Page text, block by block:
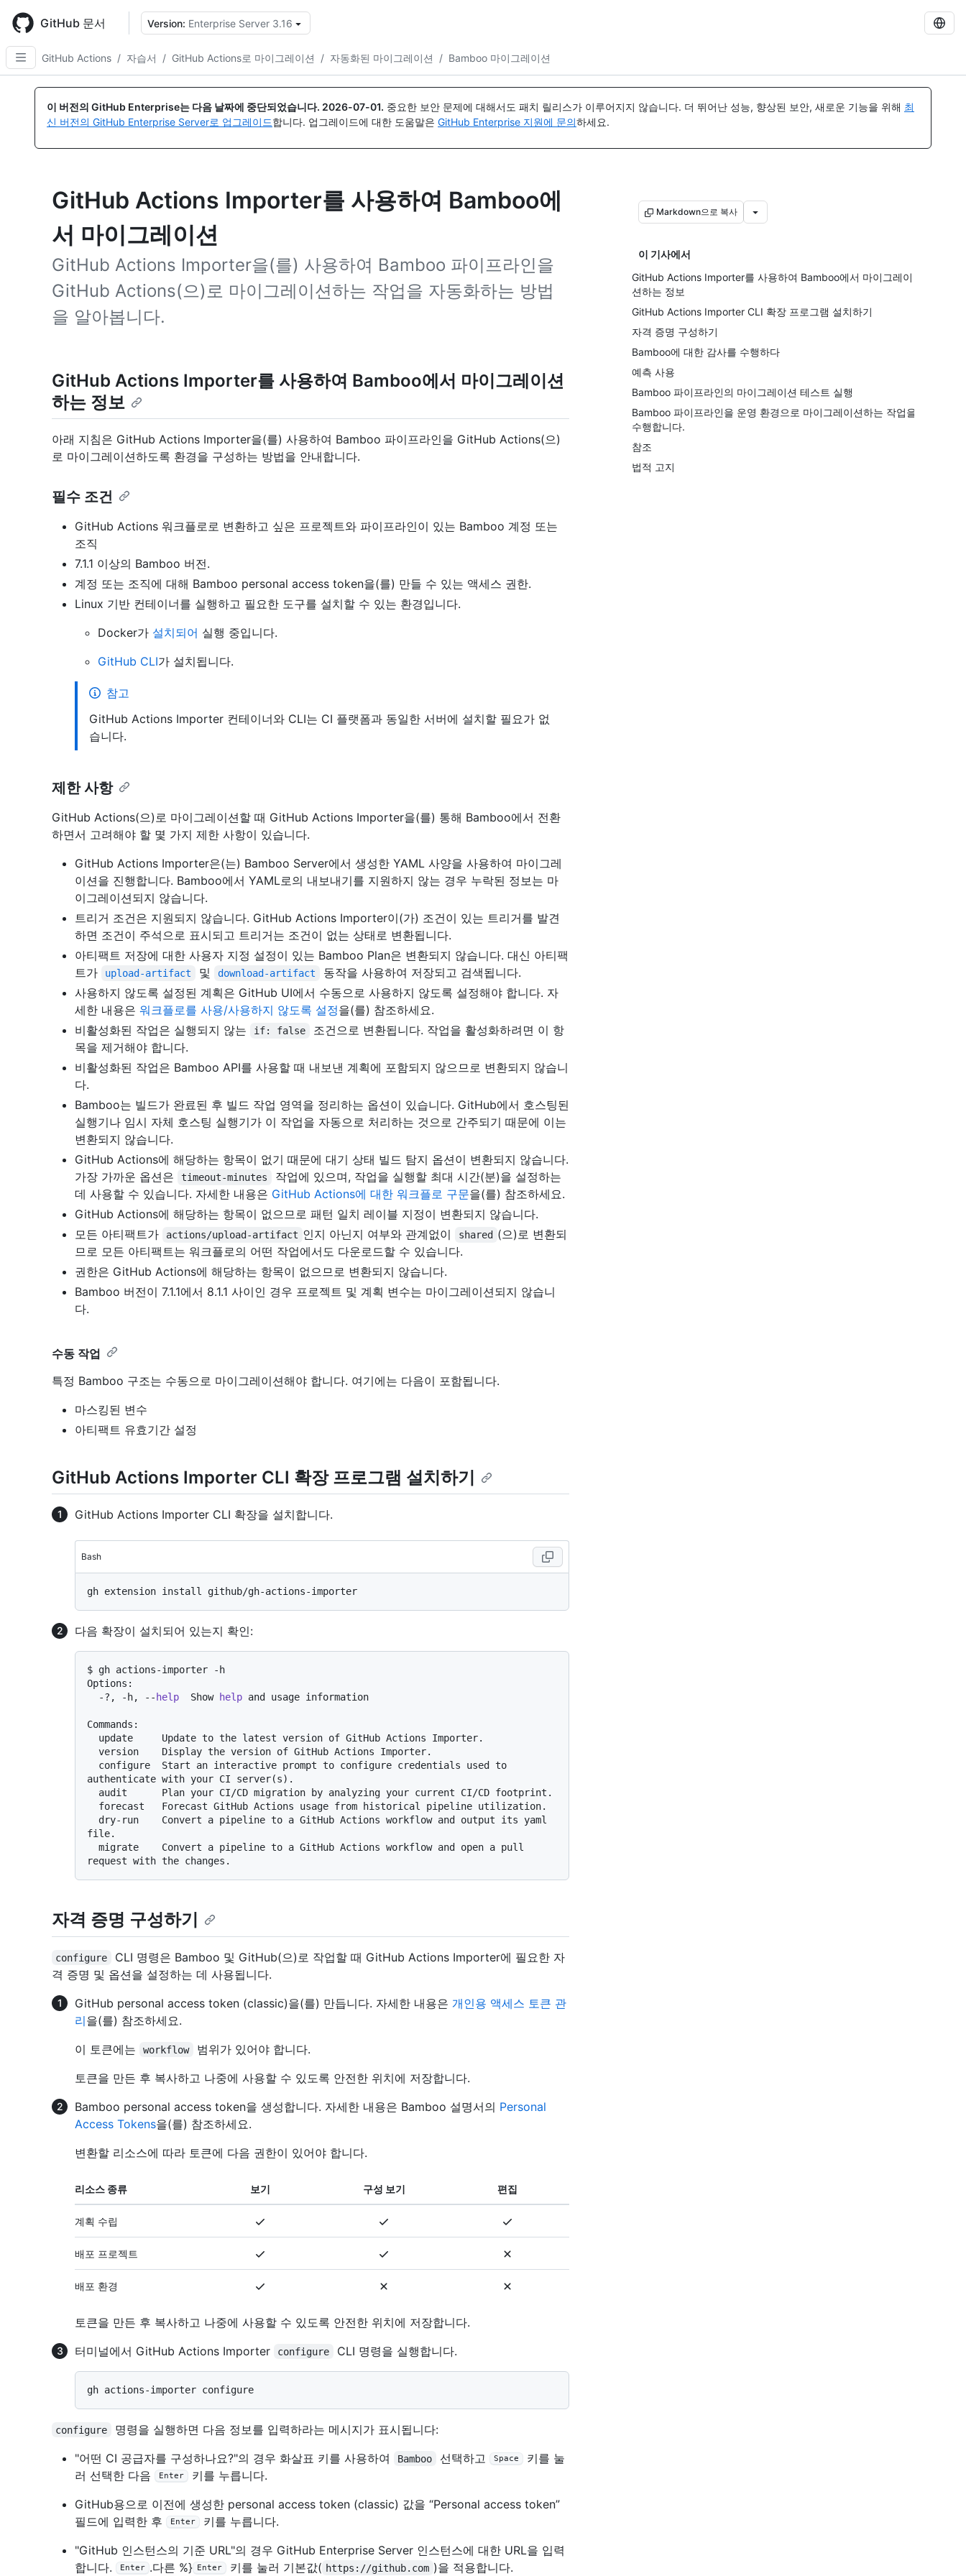
main
content
GitHub 문서 Version: Enterprise Server 3.16
GitHub Actions / 자습서 / GitHub Actions로 마이그레이션 / 자동화된 마이그레이션 / Bamboo 마이그레이션
이 버전의 GitHub Enterprise는 다음 날짜에 중단되었습니다. 2026-07-01. 중요한 보안 문제에 대해서도 패치 릴리스가 이루어지지 않습니다. 더 뛰어난 성능, 향상된 보안, 새로운 기능을 위해 최
신 버전의 GitHub Enterprise Server로 업그레이드합니다. 업그레이드에 대한 도움말은 GitHub Enterprise 지원에 문의하세요.
GitHub Actions Importer를 사용하여 Bamboo에
서 마이그레이션
GitHub Actions Importer을(를) 사용하여 Bamboo 파이프라인을
GitHub Actions(으)로 마이그레이션하는 작업을 자동화하는 방법
을 알아봅니다.
Markdown으로 복사
이 기사에서
GitHub Actions Importer를 사용하여 Bamboo에서 마이그레이
션하는 정보
GitHub Actions Importer CLI 확장 프로그램 설치하기
자격 증명 구성하기
Bamboo에 대한 감사를 수행하다
예측 사용
Bamboo 파이프라인의 마이그레이션 테스트 실행
Bamboo 파이프라인을 운영 환경으로 마이그레이션하는 작업을
수행합니다.
참조
법적 고지
GitHub Actions Importer를 사용하여 Bamboo에서 마이그레이션
하는 정보
아래 지침은 GitHub Actions Importer을(를) 사용하여 Bamboo 파이프라인을 GitHub Actions(으)
로 마이그레이션하도록 환경을 구성하는 방법을 안내합니다.
필수 조건
GitHub Actions 워크플로로 변환하고 싶은 프로젝트와 파이프라인이 있는 Bamboo 계정 또는
조직
7.1.1 이상의 Bamboo 버전.
계정 또는 조직에 대해 Bamboo personal access token을(를) 만들 수 있는 액세스 권한.
Linux 기반 컨테이너를 실행하고 필요한 도구를 설치할 수 있는 환경입니다.
Docker가 설치되어 실행 중입니다.
GitHub CLI가 설치됩니다.
참고
GitHub Actions Importer 컨테이너와 CLI는 CI 플랫폼과 동일한 서버에 설치할 필요가 없
습니다.
제한 사항
GitHub Actions(으)로 마이그레이션할 때 GitHub Actions Importer을(를) 통해 Bamboo에서 전환
하면서 고려해야 할 몇 가지 제한 사항이 있습니다.
GitHub Actions Importer은(는) Bamboo Server에서 생성한 YAML 사양을 사용하여 마이그레
이션을 진행합니다. Bamboo에서 YAML로의 내보내기를 지원하지 않는 경우 누락된 정보는 마
이그레이션되지 않습니다.
트리거 조건은 지원되지 않습니다. GitHub Actions Importer이(가) 조건이 있는 트리거를 발견
하면 조건이 주석으로 표시되고 트리거는 조건이 없는 상태로 변환됩니다.
아티팩트 저장에 대한 사용자 지정 설정이 있는 Bamboo Plan은 변환되지 않습니다. 대신 아티팩
트가
upload-artifact 및 download-artifact
동작을 사용하여 저장되고 검색됩니다.
사용하지 않도록 설정된 계획은 GitHub UI에서 수동으로 사용하지 않도록 설정해야 합니다. 자
세한 내용은 워크플로를 사용/사용하지 않도록 설정을(를) 참조하세요.
비활성화된 작업은 실행되지 않는
if: false
조건으로 변환됩니다. 작업을 활성화하려면 이 항
목을 제거해야 합니다.
비활성화된 작업은 Bamboo API를 사용할 때 내보낸 계획에 포함되지 않으므로 변환되지 않습니
다.
Bamboo는 빌드가 완료된 후 빌드 작업 영역을 정리하는 옵션이 있습니다. GitHub에서 호스팅된
실행기나 임시 자체 호스팅 실행기가 이 작업을 자동으로 처리하는 것으로 간주되기 때문에 이는
변환되지 않습니다.
GitHub Actions에 해당하는 항목이 없기 때문에 대기 상태 빌드 탐지 옵션이 변환되지 않습니다.
가장 가까운 옵션은
timeout-minutes
작업에 있으며, 작업을 실행할 최대 시간(분)을 설정하는
데 사용할 수 있습니다. 자세한 내용은 GitHub Actions에 대한 워크플로 구문을(를) 참조하세요.
GitHub Actions에 해당하는 항목이 없으므로 패턴 일치 레이블 지정이 변환되지 않습니다.
모든 아티팩트가
actions/upload-artifact 인지 아닌지 여부와 관계없이 shared (으)로 변환되
므로 모든 아티팩트는 워크플로의 어떤 작업에서도 다운로드할 수 있습니다.
권한은 GitHub Actions에 해당하는 항목이 없으므로 변환되지 않습니다.
Bamboo 버전이 7.1.1에서 8.1.1 사이인 경우 프로젝트 및 계획 변수는 마이그레이션되지 않습니
다.
수동 작업
특정 Bamboo 구조는 수동으로 마이그레이션해야 합니다. 여기에는 다음이 포함됩니다.
마스킹된 변수
아티팩트 유효기간 설정
GitHub Actions Importer CLI 확장 프로그램 설치하기
GitHub Actions Importer CLI 확장을 설치합니다.
Bash
다음 확장이 설치되어 있는지 확인:
$ gh actions-importer -h
Options:
  -?, -h, --
help
  Show
help and usage information
Commands:
authenticate with your CI server(s).
file.
자격 증명 구성하기
configure
CLI 명령은 Bamboo 및 GitHub(으)로 작업할 때 GitHub Actions Importer에 필요한 자
격 증명 및 옵션을 설정하는 데 사용됩니다.
GitHub personal access token (classic)을(를) 만듭니다. 자세한 내용은 개인용 액세스 토큰 관
리을(를) 참조하세요.
이 토큰에는
workflow
범위가 있어야 합니다.
토큰을 만든 후 복사하고 나중에 사용할 수 있도록 안전한 위치에 저장합니다.
Bamboo personal access token을 생성합니다. 자세한 내용은 Bamboo 설명서의 Personal
Access Tokens을(를) 참조하세요.
변환할 리소스에 따라 토큰에 다음 권한이 있어야 합니다.
리소스 종류 보기 구성 보기 편집
계획 수립
배포 프로젝트
배포 환경
토큰을 만든 후 복사하고 나중에 사용할 수 있도록 안전한 위치에 저장합니다.
터미널에서 GitHub Actions Importer
configure CLI 명령을 실행합니다.
configure
명령을 실행하면 다음 정보를 입력하라는 메시지가 표시됩니다:
"어떤 CI 공급자를 구성하나요?"의 경우 화살표 키를 사용하여
Bamboo 선택하고 Space
키를 눌
러 선택한 다음
Enter
키를 누릅니다.
GitHub용으로 이전에 생성한 personal access token (classic) 값을 “Personal access token”
필드에 입력한 후
Enter
키를 누릅니다.
"GitHub 인스턴스의 기준 URL"의 경우 GitHub Enterprise Server 인스턴스에 대한 URL을 입력
합니다.
Enter .다른 %} Enter 키를 눌러 기본값( https://github.com )을 적용합니다.